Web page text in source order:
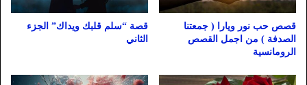
قصص حب نور ويارا ( جمعتنا
الصدفة ) من اجمل القصص
الرومانسية
قصة “سلم قلبك ويداك” الجزء
الثاني